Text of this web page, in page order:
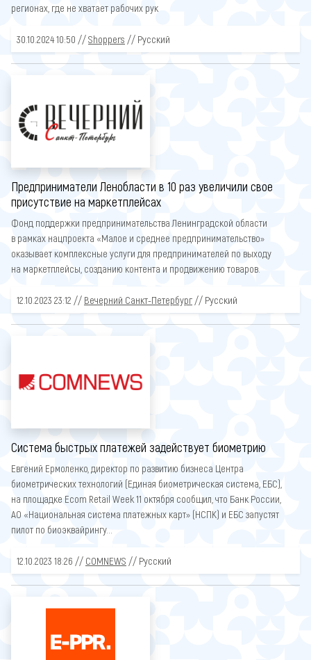
регионах, где не хватает рабочих рук
30.10.2024 10:50 //Shoppers // Русский
Предприниматели Ленобласти в 10 раз увеличили свое
присутствие на маркетплейсах
Фонд поддержки предпринимательства Ленинградской области
в рамках нацпроекта «Малое и среднее предпринимательство»
оказывает комплексные услуги для предпринимателей по выходу
на маркетплейсы, созданию контента и продвижению товаров.
12.10.2023 23:12 // Вечерний Санкт-Петербург // Русский
Система быстрых платежей задействует биометрию
Евгений Ермоленко, директор по развитию бизнеса Центра
биометрических технологий (Единая биометрическая система, ЕБС),
на площадке Ecom Retail Week 11 октября сообщил, что Банк России,
АО «Национальная система платежных карт» (НСПК) и ЕБС запустят
пилот по биоэквайрингу...
12.10.2023 18:26 // COMNEWS // Русский